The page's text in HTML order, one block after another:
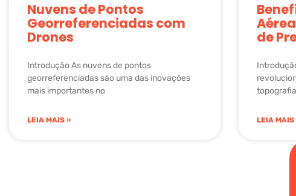
Nuvens de Pontos
Georreferenciadas com
Drones
Introdução As nuvens de pontos
georreferenciadas são uma das inovações
mais importantes no
LEIA MAIS »
de
topografia
LEIA MAIS